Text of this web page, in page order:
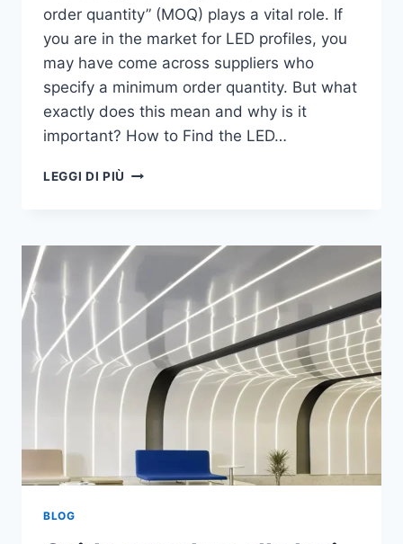
order quantity” (MOQ) plays a vital role. If
you are in the market for LED profiles, you
may have come across suppliers who
specify a minimum order quantity. But what
exactly does this mean and why is it
important? How to Find the LED…
LEGGI DI PIÙ
BLOG